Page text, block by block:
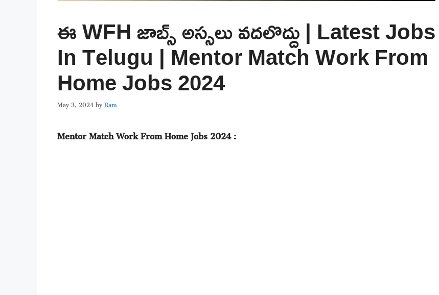
ఈ WFH జాబ్స్ అస్సలు వదలొద్దు | Latest Jobs
In Telugu | Mentor Match Work From
Home Jobs 2024
May 3, 2024byRam
Mentor Match Work From Home Jobs 2024 :